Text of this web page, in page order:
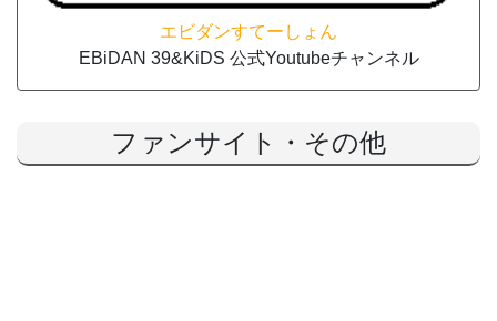
エビダンすてーしょん
EBiDAN 39&KiDS 公式Youtubeチャンネル
ファンサイト・その他